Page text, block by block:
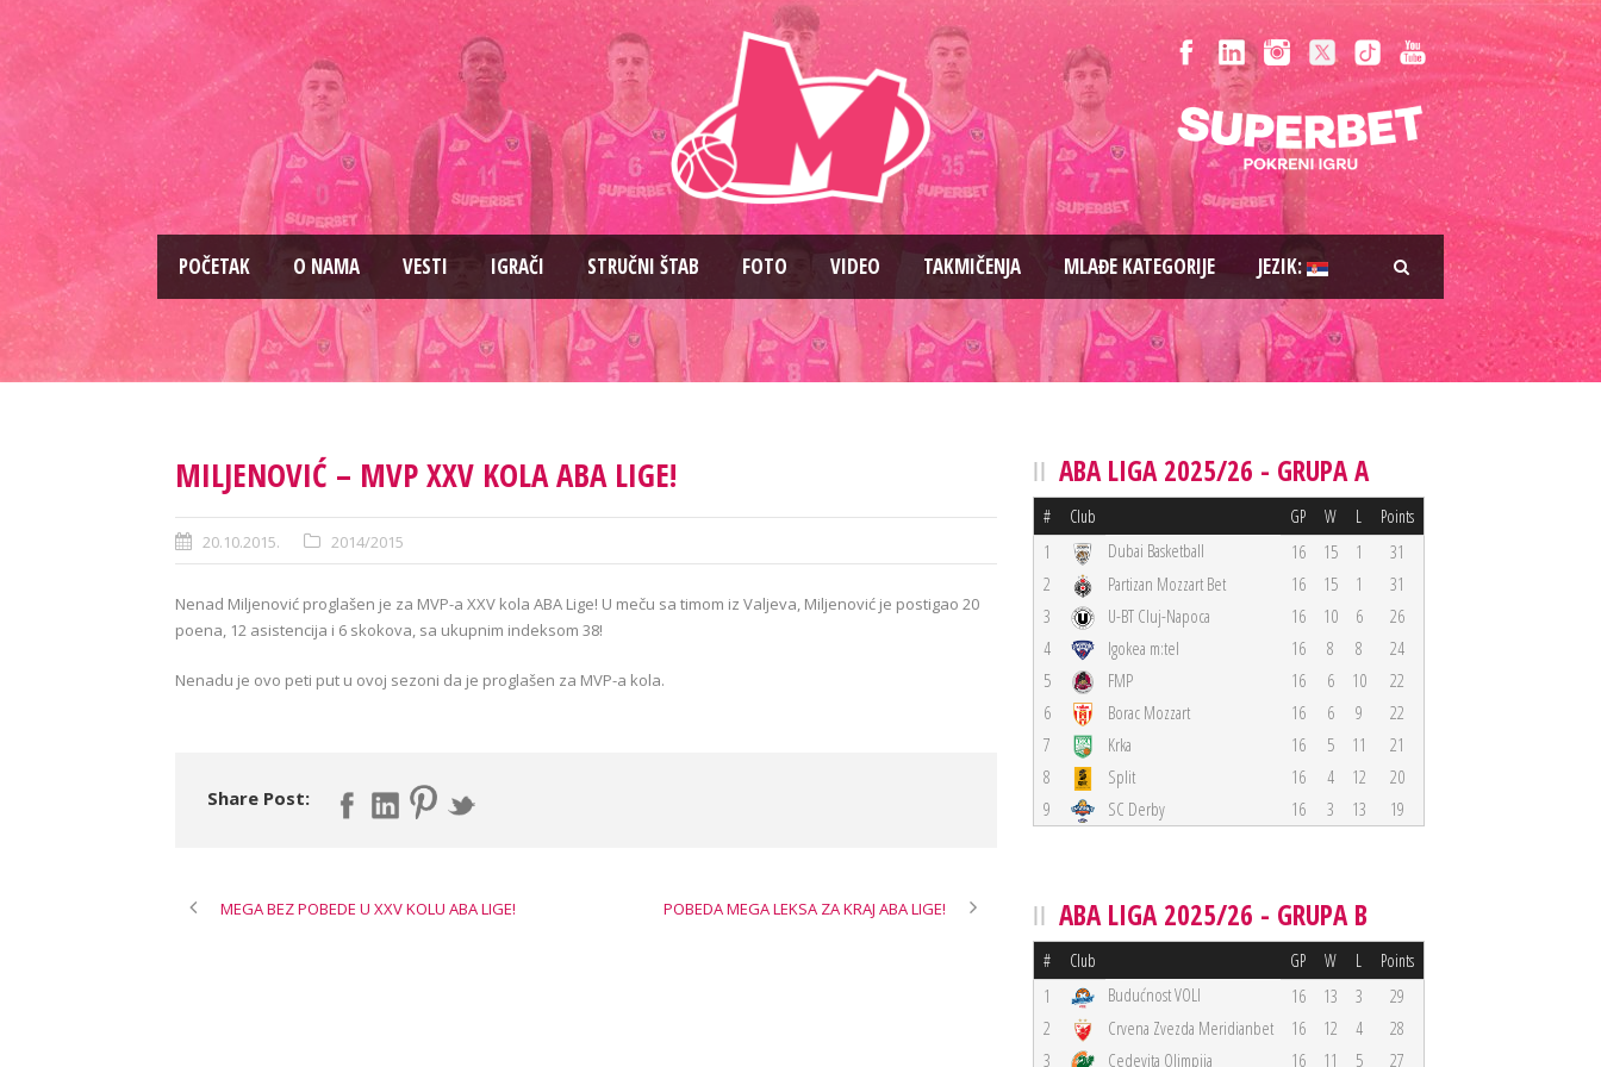
PОČETAK O NAMA VESTI IGRAČI STRUČNI ŠTAB FOTO VIDEO TAKMIČENJA MLAĐE KATEGORIJE JEZIK:
MILJENOVIĆ – MVP XXV KOLA ABA LIGE!
20.10.2015. 2014/2015
Nenad Miljenović proglašen je za MVP-a XXV kola ABA Lige! U meču sa timom iz Valjeva, Miljenović je postigao 20
poena, 12 asistencija i 6 skokova, sa ukupnim indeksom 38!
Nenadu je ovo peti put u ovoj sezoni da je proglašen za MVP-a kola.
Share Post:
MEGA BEZ POBEDE U XXV KOLU ABA LIGE! POBEDA MEGA LEKSA ZA KRAJ ABA LIGE!
ABA LIGA 2025/26 - GRUPA A
# Club GP W L Points
1 Dubai Basketball 16 15 1
31
2
Partizan Mozzart Bet 16 15 1
31
3
U-BT Cluj-Napoca 16 10 6
26
4
Igokea m:tel 16 8 8
24
5
FMP 16 6 10
22
6
Borac Mozzart 16 6 9
22
7
Krka 16 5 11
21
8
Split 16 4 12
20
9
SC Derby 16 3 13 19
ABA LIGA 2025/26 - GRUPA B
# Club GP W L Points
1 Budućnost VOLI 16 13 3
29
2
Crvena Zvezda Meridianbet 16 12 4
28
3
Cedevita Olimpija 16 11 5
27